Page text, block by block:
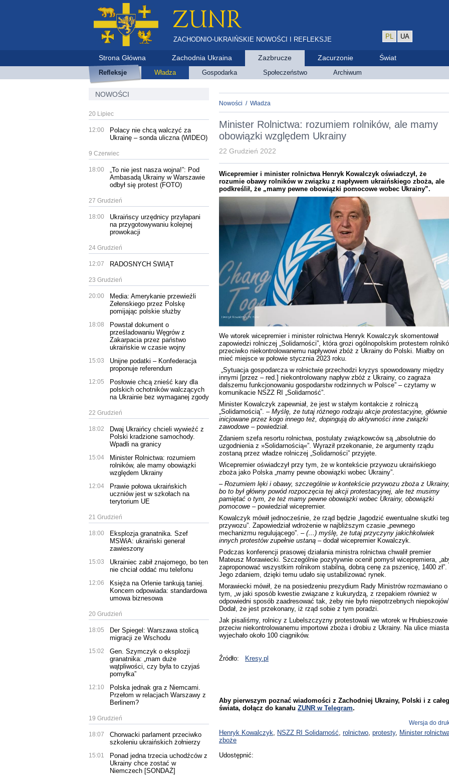
ZACHODNIO-UKRAIŃSKIE NOWOŚCI I REFLEKSJE PL UA
Strona Główna Zachodnia Ukraina Zazbrucze Zacurzonie Świat
Refleksje Władza Gospodarka Społeczeństwo Archiwum
NOWOŚCI
20 Lipiec
12:00
Polacy nie chcą walczyć za
Ukrainę – sonda uliczna (WIDEO)
9 Czerwiec
18:00
„To nie jest nasza wojna!”: Pod
Ambasadą Ukrainy w Warszawie
odbył się protest (FOTO)
27 Grudzień
18:00
Ukraińscy urzędnicy przyłapani
na przygotowywaniu kolejnej
prowokacji
24 Grudzień
12:07 RADOSNYCH ŚWIĄT
23 Grudzień
20:00
Media: Amerykanie przewieźli
Zełenskiego przez Polskę
pomijając polskie służby
18:08
Powstał dokument o
prześladowaniu Węgrów z
Zakarpacia przez państwo
ukraińskie w czasie wojny
15:03
Unijne podatki – Konfederacja
proponuje referendum
12:05
Posłowie chcą znieść kary dla
polskich ochotników walczących
na Ukrainie bez wymaganej zgody
22 Grudzień
18:02
Dwaj Ukraińcy chcieli wywieźć z
Polski kradzione samochody.
Wpadli na granicy
15:04
Minister Rolnictwa: rozumiem
rolników, ale mamy obowiązki
względem Ukrainy
12:04
Prawie połowa ukraińskich
uczniów jest w szkołach na
terytorium UE
21 Grudzień
18:00
Eksplozja granatnika. Szef
MSWiA: ukraiński generał
zawieszony
15:03
Ukrainiec zabił znajomego, bo ten
nie chciał oddać mu telefonu
12:06
Księża na Orlenie tankują taniej.
Koncern odpowiada: standardowa
umowa biznesowa
20 Grudzień
18:05
Der Spiegel: Warszawa stolicą
migracji ze Wschodu
15:02
Gen. Szymczyk o eksplozji
granatnika: „mam duże
wątpliwości, czy była to czyjaś
pomyłka”
12:10
Polska jednak gra z Niemcami.
Przełom w relacjach Warszawy z
Berlinem?
19 Grudzień
18:07
Chorwacki parlament przeciwko
szkoleniu ukraińskich żołnierzy
15:01
Ponad jedna trzecia uchodźców z
Ukrainy chce zostać w
Niemczech [SONDAŻ]
Nowości / Władza
Minister Rolnictwa: rozumiem rolników, ale mamy
obowiązki względem Ukrainy
22 Grudzień 2022
Wicepremier i minister rolnictwa Henryk Kowalczyk oświadczył, że
rozumie obawy rolników w związku z napływem ukraińskiego zboża, ale
podkreślił, że „mamy pewne obowiązki pomocowe wobec Ukrainy”.
We wtorek wicepremier i minister rolnictwa Henryk Kowalczyk skomentował
zapowiedzi rolniczej „Solidarności”, która grozi ogólnopolskim protestem
przeciwko niekontrolowanemu napływowi zbóż z Ukrainy do Polski. Miałby on
mieć miejsce w połowie stycznia 2023 roku.
„Sytuacja gospodarcza w rolnictwie przechodzi kryzys spowodowany między
innymi [przez – red.] niekontrolowany napływ zbóż z Ukrainy, co zagraża
dalszemu funkcjonowaniu gospodarstw rodzinnych w Polsce” – czytamy w
komunikacie NSZZ RI „Solidarność”.
Minister Kowalczyk zapewniał, że jest w stałym kontakcie z rolniczą
„Solidarnością”. – Myślę, że tutaj różnego rodzaju akcje protestacyjne, głównie
inicjowane przez kogo innego też, dopingują do aktywności inne związki
zawodowe –powiedział.
Zdaniem szefa resortu rolnictwa, postulaty związkowców są „absolutnie do
uzgodnienia z »Solidarnością«”. Wyraził przekonanie, że argumenty rządu
zostaną przez władze rolniczej „Solidarności” przyjęte.
Wicepremier oświadczył przy tym, że w kontekście przywozu ukraińskiego
zboża jako Polska „mamy pewne obowiązki wobec Ukrainy”.
– Rozumiem lęki i obawy, szczególnie w kontekście przywozu zboża z Ukrainy,
bo to był główny powód rozpoczęcia tej akcji protestacyjnej, ale też musimy
pamiętać o tym, że też mamy pewne obowiązki wobec Ukrainy, obowiązki
pomocowe –powiedział wicepremier.
Kowalczyk mówił jednocześnie, że rząd będzie „łagodzić ewentualne skutki
przywozu”. Zapowiedział wdrożenie w najbliższym czasie „pewnego
mechanizmu regulującego”. – (…) myślę, że tutaj przyczyny jakichkolwiek
innych protestów zupełnie ustaną – dodał wicepremier Kowalczyk.
Podczas konferencji prasowej działania ministra rolnictwa chwalił premier
Mateusz Morawiecki. Szczególnie pozytywnie ocenił pomysł wicepremiera,
zaproponować wszystkim rolnikom stabilną, dobrą cenę za pszenicę, 1400 zł”.
Jego zdaniem, dzięki temu udało się ustabilizować rynek.
Morawiecki mówił, że na posiedzeniu prezydium Rady Ministrów rozmawiano o
tym, „w jaki sposób kwestie związane z kukurydzą, z rzepakiem również w
odpowiedni sposób zaadresować tak, żeby nie było niepotrzebnych
Dodał, że jest przekonany, iż rząd sobie z tym poradzi.
Jak pisaliśmy, rolnicy z Lubelszczyzny protestowali we wtorek w Hrubieszowie
przeciw niekontrolowanemu importowi zboża i drobiu z Ukrainy. Na ulice miasta
wyjechało około 100 ciągników.
Źródło: Kresy.pl
Aby pierwszym poznać wiadomości z Zachodniej Ukrainy, Polski i z
świata, dołącz do kanału ZUNR w Telegram.
Wersja do
Henryk Kowalczyk NSZZ RI Solidarność rolnictwo protesty, Minister
zboże
Udostępnić:
Rekonstrukcja wydarzeń z 1
1918 roku we Lwowie
Dyskusja "Wspólna przestrzeń